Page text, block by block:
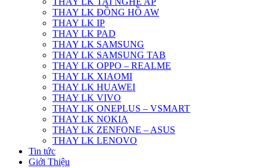
THAY LK ĐỒNG HỒ AW
THAY LK IP
THAY LK PAD
THAY LK SAMSUNG
THAY LK SAMSUNG TAB
THAY LK OPPO – REALME
THAY LK XIAOMI
THAY LK HUAWEI
THAY LK VIVO
THAY LK ONEPLUS – VSMART
THAY LK NOKIA
THAY LK ZENFONE – ASUS
THAY LK LENOVO
Tin tức
Giới Thiệu